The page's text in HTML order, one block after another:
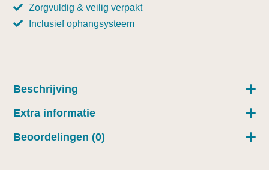
Zorgvuldig & veilig verpakt
Inclusief ophangsysteem
Beschrijving
Extra informatie
Beoordelingen (0)